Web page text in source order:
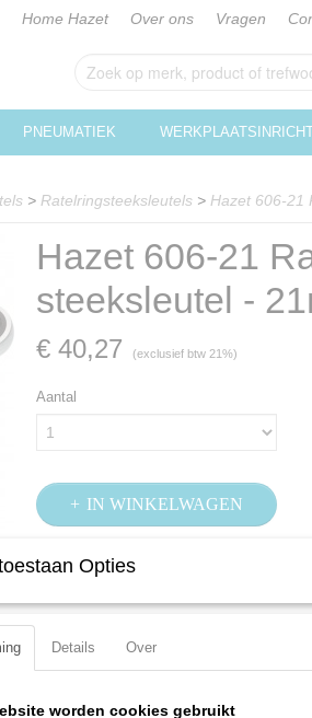
Home Hazet Over ons Vragen
PNEUMATIEK
> Ratelringsteeksleutels > Hazet 606-21
Hazet 606-21
steeksleutel -
€ 40,27 (exclusief btw 21%)
Aantal
IN WINKELWAGEN
Specificaties
Productcode
Voor het hanteren van moeilijk
Opties
Details Over
worden cookies gebruikt